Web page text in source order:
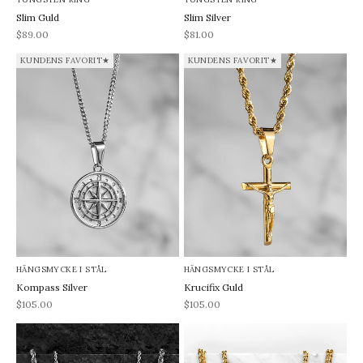
Slim Guld
REA-pris
$89.00
Slim Silver
REA-pris
$81.00
KUNDENS FAVORIT★
HÄNGSMYCKE I STÅL
Kompass Silver
REA-pris
$105.00
KUNDENS FAVORIT★
HÄNGSMYCKE I STÅL
Krucifix Guld
REA-pris
$105.00